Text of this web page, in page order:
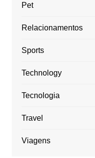
Pet
Relacionamentos
Sports
Technology
Tecnologia
Travel
Viagens